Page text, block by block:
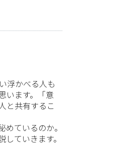
浮かべる人も
います。「意
と共有するこ
ているのか。
ていきます。